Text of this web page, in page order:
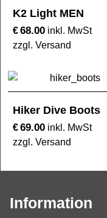
K2 Light MEN
€68.00 inkl. MwSt
zzgl. Versand
Hiker Dive Boots
€69.00 inkl. MwSt
zzgl. Versand
Information